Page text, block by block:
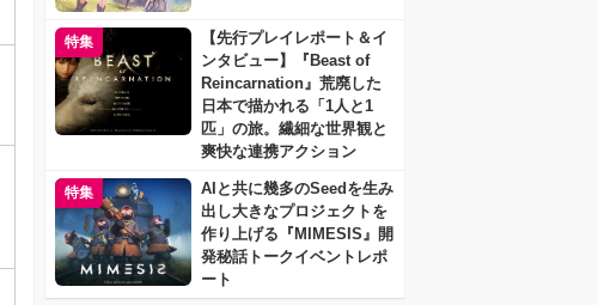
特集
【先行プレイレポート＆イ
ンタビュー】『Beast of
Reincarnation』荒廃した
日本で描かれる「1人と1
匹」の旅。繊細な世界観と
爽快な連携アクション
特集
AIと共に幾多のSeedを生み
出し大きなプロジェクトを
作り上げる『MIMESIS』開
発秘話トークイベントレポ
ート